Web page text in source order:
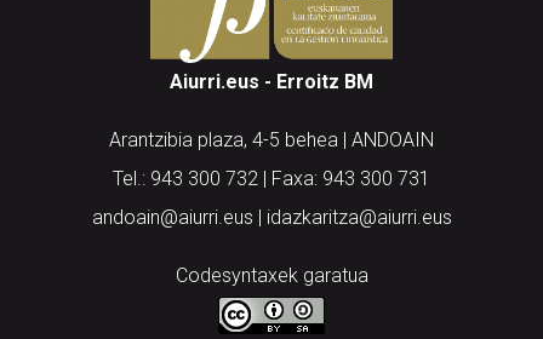
Aiurri.eus - Erroitz BM
Arantzibia plaza, 4-5 behea | ANDOAIN
Tel.: 943 300 732 | Faxa: 943 300 731
andoain@aiurri.eus | idazkaritza@aiurri.eus
Codesyntaxek garatua